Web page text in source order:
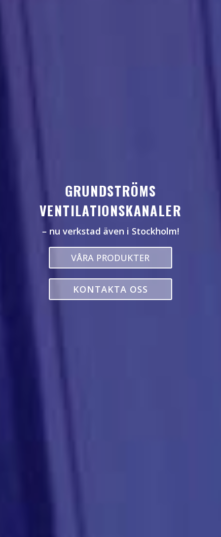
GRUNDSTRÖMS
VENTILATIONSKANALER
– nu verkstad även i Stockholm!
VÅRA PRODUKTER
KONTAKTA OSS